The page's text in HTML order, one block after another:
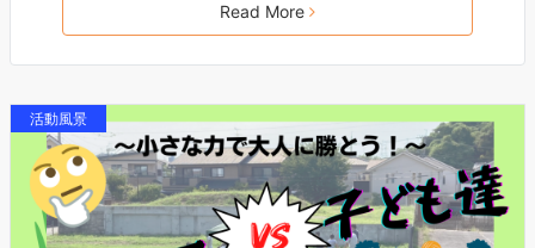
Read More
活動風景